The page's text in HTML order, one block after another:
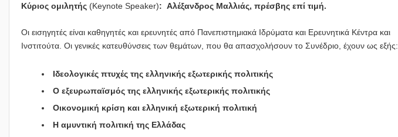
Κύριος ομιλητής (Keynote Speaker): Αλέξανδρος Μαλλιάς, πρέσβης επί τιμή.
Οι εισηγητές είναι καθηγητές και ερευνητές από Πανεπιστημιακά Ιδρύματα και Ερευνητικά Κέντρα και
Ινστιτούτα. Οι γενικές κατευθύνσεις των θεμάτων, που θα απασχολήσουν το Συνέδριο, έχουν ως εξής:
Ιδεολογικές πτυχές της ελληνικής εξωτερικής πολιτικής
Ο εξευρωπαϊσμός της ελληνικής εξωτερικής πολιτικής
Οικονομική κρίση και ελληνική εξωτερική πολιτική
Η αμυντική πολιτική της Ελλάδας